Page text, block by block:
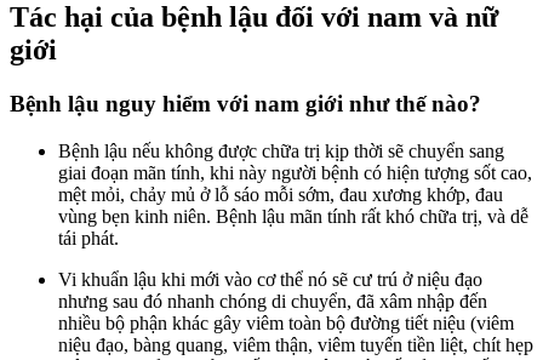
Tác hại của bệnh lậu đối với nam và nữ
giới
Bệnh lậu nguy hiểm với nam giới như thế nào?
Bệnh lậu nếu không được chữa trị kịp thời sẽ chuyển sang
giai đoạn mãn tính, khi này người bệnh có hiện tượng sốt cao,
mệt mỏi, chảy mủ ở lỗ sáo mỗi sớm, đau xương khớp, đau
vùng bẹn kinh niên. Bệnh lậu mãn tính rất khó chữa trị, và dễ
tái phát.
Vi khuẩn lậu khi mới vào cơ thể nó sẽ cư trú ở niệu đạo
nhưng sau đó nhanh chóng di chuyển, đã xâm nhập đến
nhiều bộ phận khác gây viêm toàn bộ đường tiết niệu (viêm
niệu đạo, bàng quang, viêm thận, viêm tuyến tiền liệt, chít hẹp